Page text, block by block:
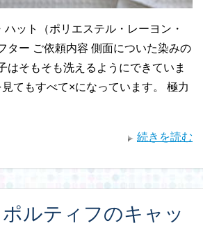
ハット（ポリエステル・レーヨン・
ター ご依頼内容 側面についた染みの
はそもそも洗えるようにできていま
てもすべて×になっています。 極力
続きを読む
ルティフのキャッ